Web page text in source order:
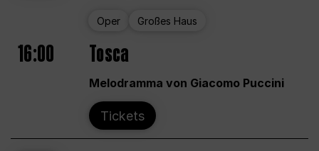
Oper Großes Haus
16:00 Tosca
Melodramma von Giacomo Puccini
Tickets